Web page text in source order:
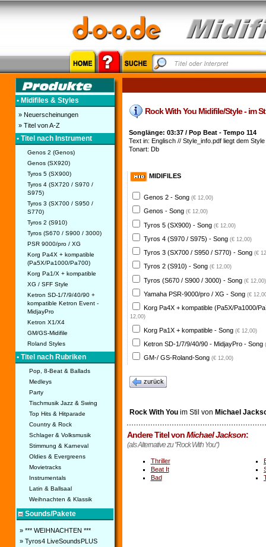
• Midifiles & Styles
» Neuerscheinungen
» Titel von A-Z
• Titel nach Instrument
Genos 2 (Genos)
Genos (SX920)
Tyros 5 (SX900)
Tyros 4 (SX720 / S970 /
S975)
Tyros 3 (SX700 / S950 /
S770)
Tyros 2 (S910)
Tyros (S670 / S900 / 3000)
PSR 9000/pro / XG
Korg Pa4X + kompatible
(Pa5X/Pa1000/Pa700)
Korg Pa1/X + kompatible
XG / SFF Style
Ketron SD-1/7/9/40/90 +
kompatible Ketron Event -
MidjayPro
Ketron X1/X4
GM/GS-Midifile
Roland Styles
• Titel nach Rubriken
Pop, 8-Beat & Ballads
Medleys
Party
Tischmusik Jazz & Swing
Top Hits & Hitparade
Country & Rock
Schlager & Volksmusik
Stimmung & Karneval
Oldies & Evergreens
Movietracks
Instrumentals
Latin & Ballsaal
Weihnachten & Klassik
Sounds/Pakete
» *** WEIHNACHTEN ***
» Tyros4 LiveSoundsPLUS
Rock With You Midifile/Style - im
Songlänge: 03:37 / Pop Beat - Tempo 114
Text in: Englisch // Style_info.pdf liegt dem Style
Tonart: Db
MIDIFILES
Genos 2 - Song (€ 12,00)
Genos - Song (€ 12,00)
Tyros 5 (SX900) - Song (€ 12,00)
Tyros 4 (S970 / S975) - Song (€ 12,00)
Tyros 3 (SX700 / S950 / S770) - Song (€
Tyros 2 (S910) - Song (€ 12,00)
Tyros (S670 / S900 / 3000) - Song (€ 12,00)
Yamaha PSR-9000/pro / XG - Song (€
Korg Pa4X + kompatible (Pa5X/Pa1000/
12,00)
Korg Pa1X + kompatible - Song (€ 12,00)
Ketron SD-1/7/9/40/90 - MidjayPro - Song
GM-/ GS-Roland-Song (€ 12,00)
zurück
Rock With Youim Stil von Michael
Andere Titel vonMichael Jackson:
(als Alternative zu "Rock With You")
Thriller
Beat It
Bad